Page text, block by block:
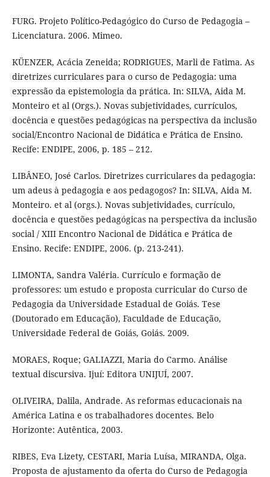
FURG. Projeto Político-Pedagógico do Curso de Pedagogia –
Licenciatura. 2006. Mimeo.
KÜENZER, Acácia Zeneida; RODRIGUES, Marli de Fatima. As
diretrizes curriculares para o curso de Pedagogia: uma
expressão da epistemologia da prática. In: SILVA, Aida M.
Monteiro et al (Orgs.). Novas subjetividades, currículos,
docência e questões pedagógicas na perspectiva da inclusão
social/Encontro Nacional de Didática e Prática de Ensino.
Recife: ENDIPE, 2006, p. 185 – 212.
LIBÂNEO, José Carlos. Diretrizes curriculares da pedagogia:
um adeus à pedagogia e aos pedagogos? In: SILVA, Aida M.
Monteiro. et al (orgs.). Novas subjetividades, currículo,
docência e questões pedagógicas na perspectiva da inclusão
social / XIII Encontro Nacional de Didática e Prática de
Ensino. Recife: ENDIPE, 2006. (p. 213-241).
LIMONTA, Sandra Valéria. Currículo e formação de
professores: um estudo e proposta curricular do Curso de
Pedagogia da Universidade Estadual de Goiás. Tese
(Doutorado em Educação), Faculdade de Educação,
Universidade Federal de Goiás, Goiás. 2009.
MORAES, Roque; GALIAZZI, Maria do Carmo. Análise
textual discursiva. Ijuí: Editora UNIJUÍ, 2007.
OLIVEIRA, Dalila, Andrade. As reformas educacionais na
América Latina e os trabalhadores docentes. Belo
Horizonte: Autêntica, 2003.
RIBES, Eva Lizety, CESTARI, Maria Luísa, MIRANDA, Olga.
Proposta de ajustamento da oferta do Curso de Pedagogia